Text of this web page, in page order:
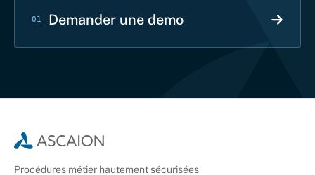
01 Demander une demo
Procédures métier hautement sécurisées